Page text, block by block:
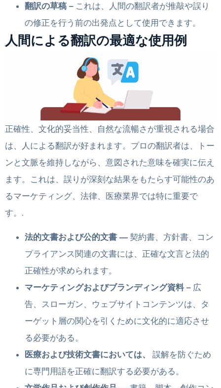
翻訳の草稿 – これは、人間の翻訳者が推敲や誤り
の修正を行う前の出発点として使用できます。
人間による翻訳の最適な使用例
正確性、文化的妥当性、自然な流暢さが重視される場合
は、人による翻訳が好まれます。プロの翻訳者は、トー
ンと文脈を維持しながら、意図された意味を確実に伝え
ます。これは、誤りが深刻な結果をもたらす可能性のあ
るマーケティング、法律、医療業界では特に重要で
す。.
法的文書および公的文書 ― 契約書、方針書、コン
プライアンス関連の文書には、正確な文言と法的
正確性が求められます。
マーケティングおよびブランディング資料 – 広
告、スローガン、ウェブサイトコンテンツは、タ
ーゲット層の関心を引くために文化的に適応させ
る必要がある。
医療および技術文書においては、
誤解を防ぐため
に専門用語を正確に翻訳する必要がある。